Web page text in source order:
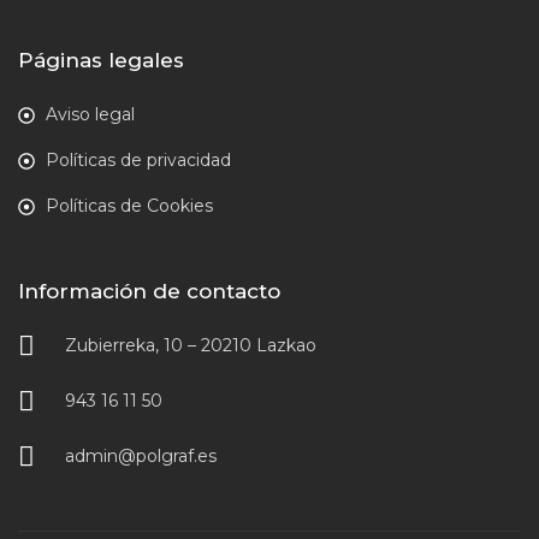
Páginas legales
Aviso legal
Políticas de privacidad
Políticas de Cookies
Información de contacto
Zubierreka, 10 – 20210 Lazkao
943 16 11 50
admin@polgraf.es